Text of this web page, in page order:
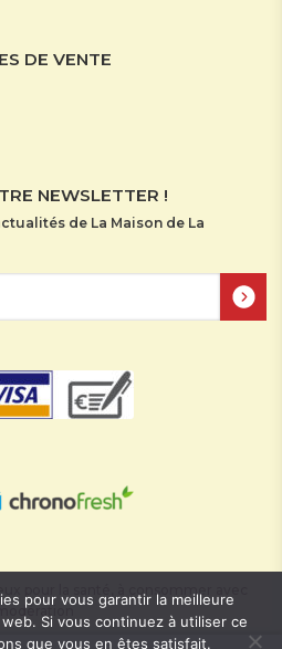
DE VENTE
NEWSLETTER !
de La Maison de La
de confidentialité © La Maison de
pour vous garantir la meilleure
Si vous continuez à utiliser ce
que vous en êtes satisfait.